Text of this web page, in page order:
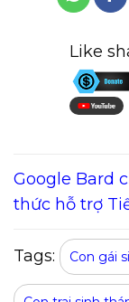
Like
Google Bard
thức hỗ trợ
Tags: Con gái